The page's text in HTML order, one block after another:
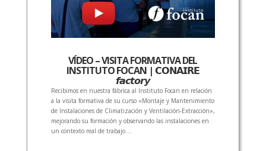
VÍDEO – VISITA FORMATIVA DEL
INSTITUTO FOCAN | 𝗖𝗢𝗡𝗔𝗜𝗥𝗘
𝙛𝙖𝙘𝙩𝙤𝙧𝙮
Recibimos en nuestra fábrica al Instituto Focan en relación
a la visita formativa de su curso «Montaje y Mantenimiento
de Instalaciones de Climatización y Ventilación-Extracción»,
mejorando su formación y observando las instalaciones en
un contexto real de trabajo....